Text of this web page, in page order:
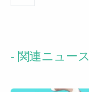
- 関連ニュース